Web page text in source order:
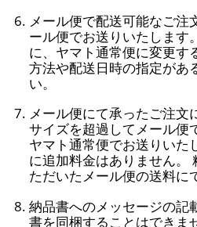
メール便で配送可能なご注
ール便でお送りいたします
に、ヤマト通常便に変更す
方法や配送日時の指定があ
い。
メール便にて承ったご注文
サイズを超過してメール便
ヤマト通常便でお送りいた
に追加料金はありません。
ただいたメール便の送料に
納品書へのメッセージの記
書を同梱することはできま